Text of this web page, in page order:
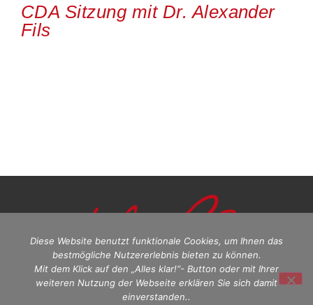
CDA Sitzung mit Dr. Alexander
Fils
Diese Website benutzt funktionale Cookies, um Ihnen das
bestmögliche Nutzererlebnis bieten zu können.
Mit dem Klick auf den „Alles klar!“- Button oder mit Ihrer
weiteren Nutzung der Webseite erklären Sie sich damit
einverstanden..